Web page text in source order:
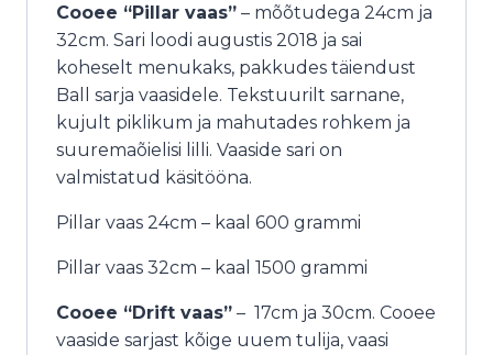
Cooee “Pillar vaas” – mõõtudega 24cm ja
32cm. Sari loodi augustis 2018 ja sai
koheselt menukaks, pakkudes täiendust
Ball sarja vaasidele. Tekstuurilt sarnane,
kujult piklikum ja mahutades rohkem ja
suuremaõielisi lilli. Vaaside sari on
valmistatud käsitööna.
Pillar vaas 24cm – kaal 600 grammi
Pillar vaas 32cm – kaal 1500 grammi
Cooee “Drift vaas” – 17cm ja 30cm. Cooee
vaaside sarjast kõige uuem tulija, vaasi